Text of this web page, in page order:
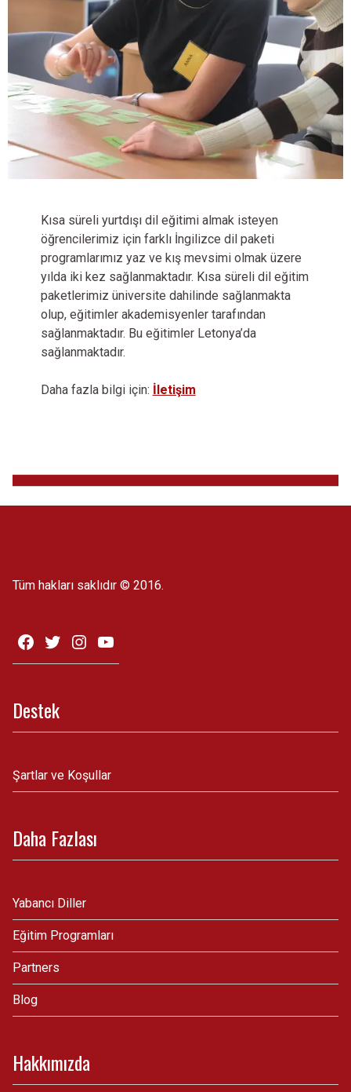
KISA SÜRELİ DİL
PROGRAMLARI
Kısa süreli yurtdışı dil eğitimi almak isteyen
öğrencilerimiz için farklı İngilizce dil paketi
programlarımız yaz ve kış mevsimi olmak üzere
yılda iki kez sağlanmaktadır. Kısa süreli dil eğitim
paketlerimiz üniversite dahilinde sağlanmakta
olup, eğitimler akademisyenler tarafından
sağlanmaktadır. Bu eğitimler Letonya’da
sağlanmaktadır.
Daha fazla bilgi için: İletişim
Tüm hakları saklıdır © 2016.
Destek
Şartlar ve Koşullar
Daha Fazlası
Yabancı Diller
Eğitim Programları
Partners
Blog
Hakkımızda